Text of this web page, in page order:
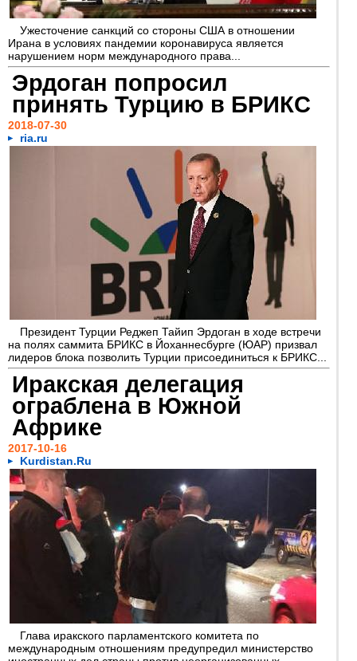
Ужесточение санкций со стороны США в отношении
Ирана в условиях пандемии коронавируса является
нарушением норм международного права...
Эрдоган попросил
принять Турцию в БРИКС‍
2018-07-30
ria.ru
Президент Турции Реджеп Тайип Эрдоган в ходе встречи
на полях саммита БРИКС в Йоханнесбурге (ЮАР) призвал
лидеров блока позволить Турции присоединиться к БРИКС...
Иракская делегация
ограблена в Южной
Африке
2017-10-16
Kurdistan.Ru
Глава иракского парламентского комитета по
международным отношениям предупредил министерство